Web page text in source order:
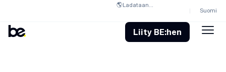
Suomi
🌎Ladataan...
Liity BE:hen